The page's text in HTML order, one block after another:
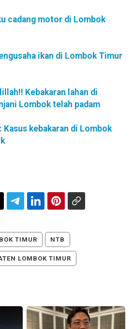
cadang motor di Lombok
ikan di Lombok Timur
Kebakaran lahan di
Lombok telah padam
Kasus kebakaran di Lombok
TIMUR NTB
LOMBOK TIMUR